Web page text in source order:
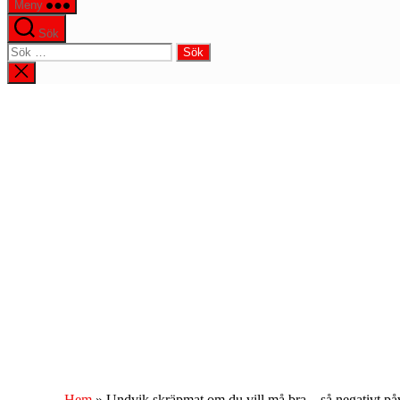
Meny
Sök
Sök
efter:
Stäng
sökningen